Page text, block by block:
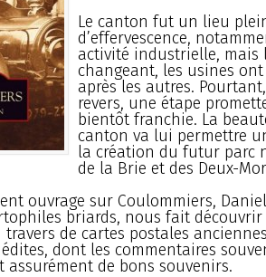
Le canton fut un lieu
d’effervescence,
activité industrielle, mais
changeant, les usines
après les autres.
revers, une étape
bientôt franchie. La
canton va lui permettre
la création du futur parc
de la Brie et des Deux-
ouvrage sur Coulommiers,
briards, nous fait
de cartes postales
dont les commentaires
assurément de bons souvenirs.